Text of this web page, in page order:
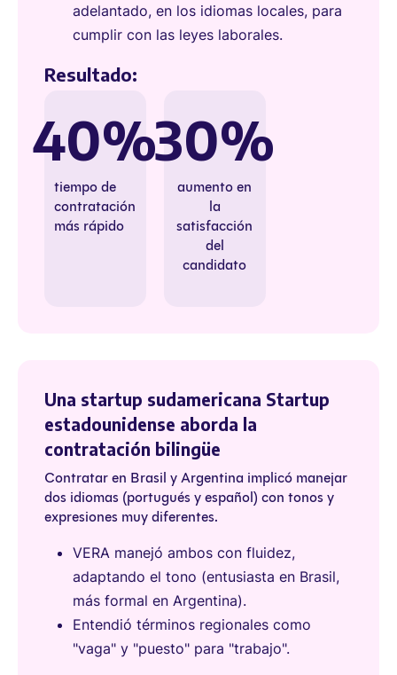
adelantado, en los idiomas locales, para
cumplir con las leyes laborales.
Resultado:
40%
tiempo de
contratación
más rápido
30%
aumento en
la
satisfacción
del
candidato
Una startup sudamericana Startup
estadounidense aborda la
contratación bilingüe
Contratar en Brasil y Argentina implicó manejar
dos idiomas (portugués y español) con tonos y
expresiones muy diferentes.
VERA manejó ambos con fluidez,
adaptando el tono (entusiasta en Brasil,
más formal en Argentina).
Entendió términos regionales como
"vaga" y "puesto" para "trabajo".